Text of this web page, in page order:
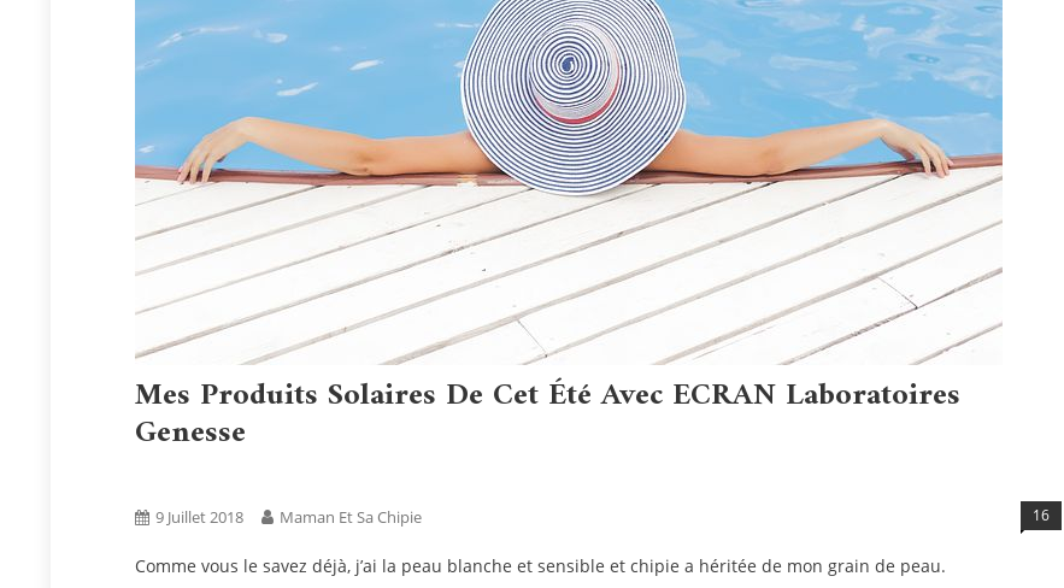
Mes Produits Solaires De Cet Été Avec ECRAN Laboratoires
Genesse
9 Juillet 2018 Maman Et Sa Chipie 16
Comme vous le savez déjà, j’ai la peau blanche et sensible et chipie a héritée de mon grain de peau.